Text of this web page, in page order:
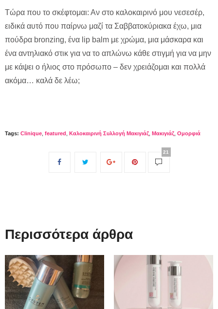
Τώρα που το σκέφτομαι: Αν στο καλοκαιρινό μου νεσεσέρ,
ειδικά αυτό που παίρνω μαζί τα Σαββατοκύριακα έχω, μια
πούδρα bronzing, ένα lip balm με χρώμα, μια μάσκαρα και
ένα αντηλιακό στικ για να το απλώνω κάθε στιγμή για να μην
με κάψει ο ήλιος στο πρόσωπο – δεν χρειάζομαι και πολλά
ακόμα… καλά δε λέω;
Tags: Clinique featured Kαλοκαιρινή Συλλογή Μακιγιάζ Μακιγιάζ Ομορφιά
21
Περισσότερα άρθρα